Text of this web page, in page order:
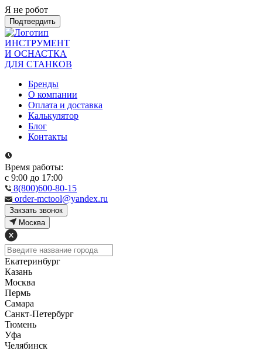
Я не робот
Подтвердить
ИНСТРУМЕНТ
И ОСНАСТКА
ДЛЯ СТАНКОВ
Бренды
О компании
Оплата и доставка
Калькулятор
Блог
Контакты
Время работы:
с 9:00 до 17:00
8(800)600-80-15
order-mctool@yandex.ru
Закзать звонок
Москва
Екатеринбург
Казань
Москва
Пермь
Самара
Санкт-Петербург
Тюмень
Уфа
Челябинск